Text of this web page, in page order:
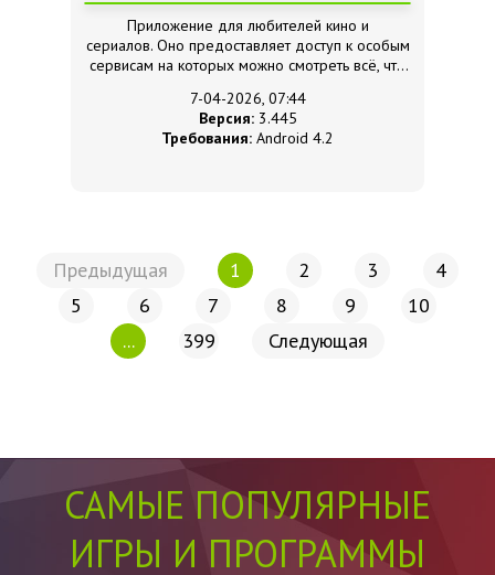
Приложение для любителей кино и
сериалов. Оно предоставляет доступ к особым
сервисам на которых можно смотреть всё, что
7-04-2026, 07:44
Версия: 3.445
Требования: Android 4.2
Предыдущая 1 2 3
4
5
6 7 8 9
10
...
399 Следующая
САМЫЕ ПОПУЛЯРНЫЕ
ИГРЫ И ПРОГРАММЫ